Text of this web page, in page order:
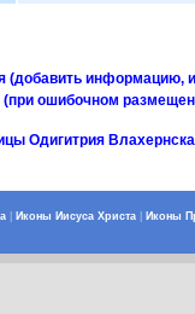
(добавить информацию,
ошибочном
Одигитрия
Иконы Иисуса Христа Иконы